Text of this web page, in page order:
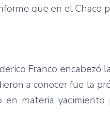
que en el Chaco
Franco encabezó
a conocer fue la
materia